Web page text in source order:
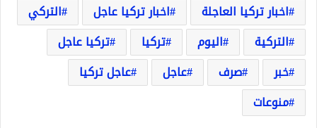
اخبار تركيا العاجلة
اخبار تركيا عاجل
التركي
التركية
اليوم تركيا
تركيا عاجل
خبر
صرف عاجل
عاجل تركيا
منوعات